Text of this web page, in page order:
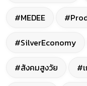
#MEDEE
#SilverEconomy
#สังคมสูงวัย #